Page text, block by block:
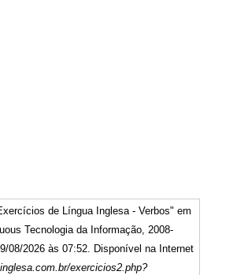
de Língua Inglesa - Verbos" em
Tecnologia da Informação, 2008-
08/2026 às 07:52. Disponível na Internet
exercicios2.php?